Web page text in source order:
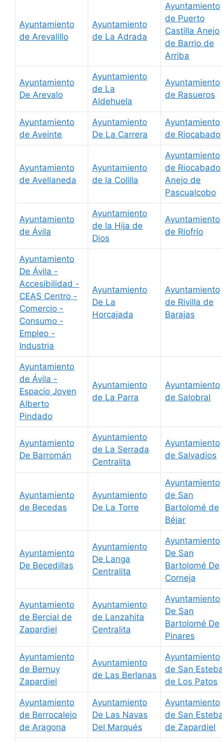
Ayuntamiento
de Arevalillo
Ayuntamiento
de La Adrada
Ayuntamiento
de Puerto
Castilla Anejo
de Barrio de
Arriba
Ayuntamiento
De Arevalo
Ayuntamiento
de La
Aldehuela
Ayuntamiento
de Rasueros
Ayuntamiento
de Aveinte
Ayuntamiento
De La Carrera
Ayuntamiento
de Riocabado
Ayuntamiento
de Avellaneda
Ayuntamiento
de la Colilla
Ayuntamiento
de Riocabado
Anejo de
Pascualcobo
Ayuntamiento
de Ávila
Ayuntamiento
de la Hija de
Dios
Ayuntamiento
de Riofrío
Ayuntamiento
De Ávila -
Accesibilidad -
CEAS Centro -
Comercio -
Consumo -
Empleo -
Industria
Ayuntamiento
De La
Horcajada
Ayuntamiento
de Rivilla de
Barajas
Ayuntamiento
de Ávila -
Espacio Joven
Alberto
Pindado
Ayuntamiento
de La Parra
Ayuntamiento
de Salobral
Ayuntamiento
De Barromán
Ayuntamiento
de La Serrada
Centralita
Ayuntamiento
de Salvadios
Ayuntamiento
de Becedas
Ayuntamiento
De La Torre
Ayuntamiento
de San
Bartolomé de
Béjar
Ayuntamiento
De Becedillas
Ayuntamiento
De Langa
Centralita
Ayuntamiento
De San
Bartolomé De
Corneja
Ayuntamiento
de Bercial de
Zapardiel
Ayuntamiento
de Lanzahita
Centralita
Ayuntamiento
De San
Bartolomé De
Pinares
Ayuntamiento
de Bernuy
Zapardiel
Ayuntamiento
de Las Berlanas
Ayuntamiento
de San
de Los Patos
Ayuntamiento
de Berrocalejo
de Aragona
Ayuntamiento
De Las Navas
Del Marqués
Ayuntamiento
de San
de Zapardiel